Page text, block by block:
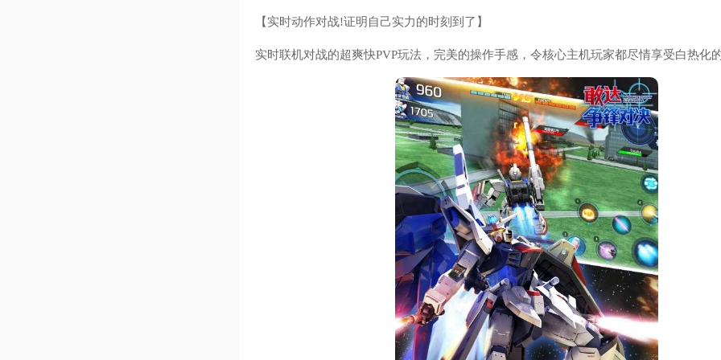
【实时动作对战!证明自己实力的时刻到了】
实时联机对战的超爽快PVP玩法，完美的操作手感，令核心主机玩家都尽情享受白热化